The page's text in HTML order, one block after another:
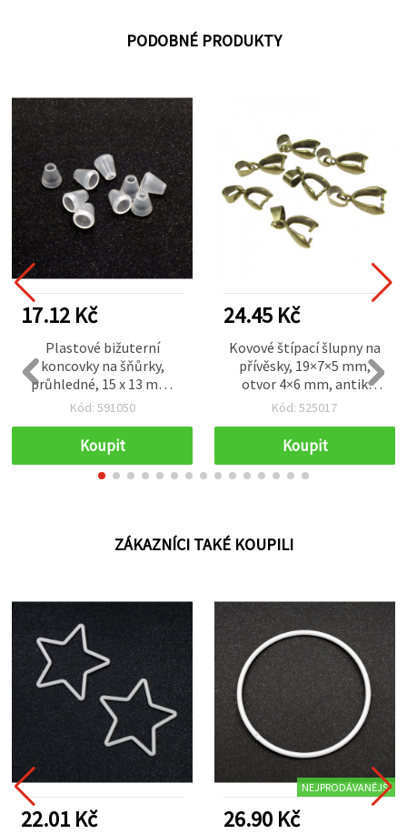
PODOBNÉ PRODUKTY
17.12 Kč
Plastové bižuterní
koncovky na šňůrky,
průhledné, 15 x 13 mm,
otvor 5 mm - balení 20 ks
Kód: 591050
Koupit
24.45 Kč
Kovové štípací šlupny na
přívěsky, 19×7×5 mm,
otvor 4×6 mm, antik
bronz – 10 ks
Kód: 525017
Koupit
ZÁKAZNÍCI TAKÉ KOUPILI
22.01 Kč
NEJPRODÁVANĚJŠÍ
26.90 Kč